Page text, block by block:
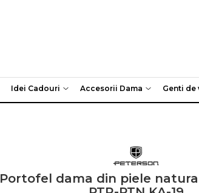
Idei Cadouri Accesorii Dama Genti de
Portofel dama din piele